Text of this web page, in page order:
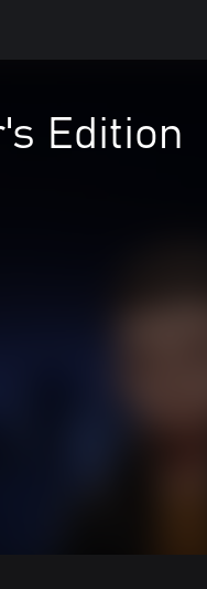
Edition